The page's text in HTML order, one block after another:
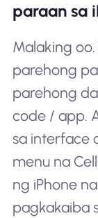
paraan sa
Malaking
parehong
parehong
code / app.
sa interface
menu na
ng iPhone
pagkakaiba